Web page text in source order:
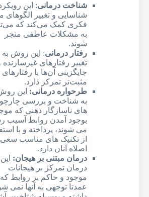
شناخت درمانی: این
شناسایی و تغییر الگوهای
فکری کمک می‌کند که
به مشکلات عاطفی منجر
شوند.
رفتار درمانی: این روش به
تغییر رفتارهای غیرسازنده
جایگزینی آن‌ها با رفتارهای
مثبت‌تر تمرکز دارد.
طرحواره درمانی: این
به شناخت و بررسی
های ناسازگار ذهنی که
بوجود آمدن روابط آسیب
می شوند، پرداخته و با
از تکنیک های مناسب سعی
اصلاه آنان دارد.
درمان مبتنی بر هیجان: این
درمان تمرکز بر هیجانات
موجود و حاکم بر روابط که
عمدتا توجهی به آنها نمی